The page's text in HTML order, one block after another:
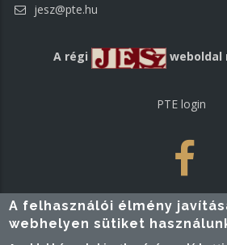
jesz@pte.hu
A régi
PTE login
A felhasználói élmény
webhelyen sütiket